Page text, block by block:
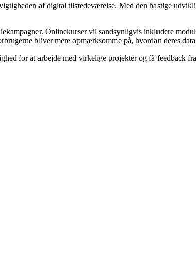
af digital tilstedeværelse. Med den hastige
Onlinekurser vil sandsynligvis inkludere
bliver mere opmærksomme på, hvordan deres data
for at arbejde med virkelige projekter og få feedback